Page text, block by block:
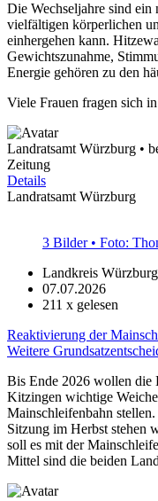
Die Wechseljahre sind ein
vielfältigen körperlichen
einhergehen kann.
Gewichtszunahme,
Energie gehören zu den
Viele Frauen fragen sich
Landratsamt Würzburg •
Zeitung
Details
Landratsamt Würzburg
3 Bilder • Foto:
Landkreis Würzburg
07.07.2026
211 x gelesen
Reaktivierung der
Weitere
Bis Ende 2026 wollen die
Kitzingen wichtige
Mainschleifenbahn
Sitzung im Herbst stehen
soll es mit der
Mittel sind die beiden